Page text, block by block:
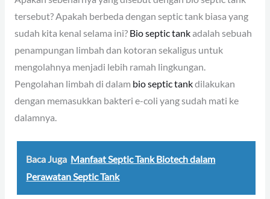
tersebut? Apakah berbeda dengan septic tank biasa yang
sudah kita kenal selama ini? Bio septic tankadalah sebuah
penampungan limbah dan kotoran sekaligus untuk
mengolahnya menjadi lebih ramah lingkungan.
Pengolahan limbah di dalam bio septic tankdilakukan
dengan memasukkan bakteri e-coli yang sudah mati ke
dalamnya.
Baca Juga Manfaat Septic Tank Biotech dalam
Perawatan Septic Tank